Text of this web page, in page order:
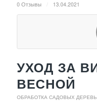
0 Отзывы 13.04.2021
УХОД ЗА
ВЕСНОЙ
ОБРАБОТКА САДОВЫХ